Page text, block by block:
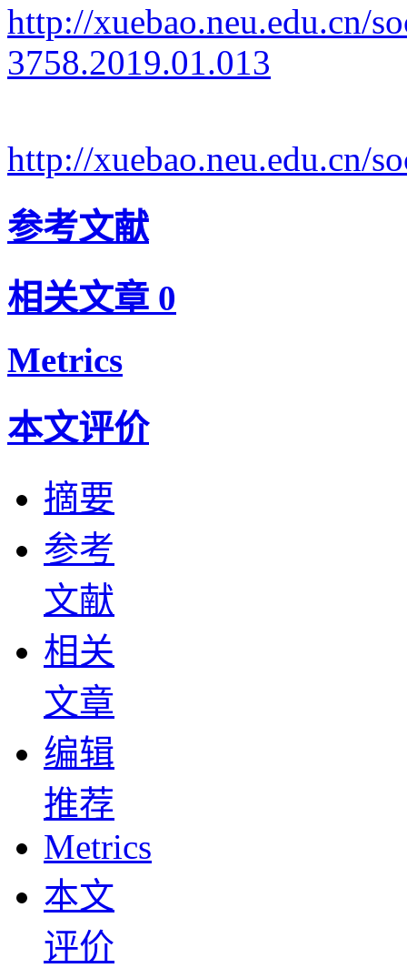
http://xuebao.neu.edu.cn/
3758.2019.01.013
http://xuebao.neu.edu.cn/
参考文献
相关文章 0
Metrics
本文评价
摘要
参考
文献
相关
文章
编辑
推荐
Metrics
本文
评价